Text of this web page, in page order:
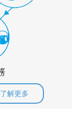
了解更多